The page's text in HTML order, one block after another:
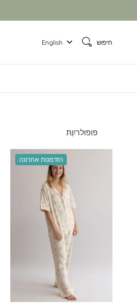
חיפוש English
מיין לפי
פופולריות
הזדמנות אחרונה